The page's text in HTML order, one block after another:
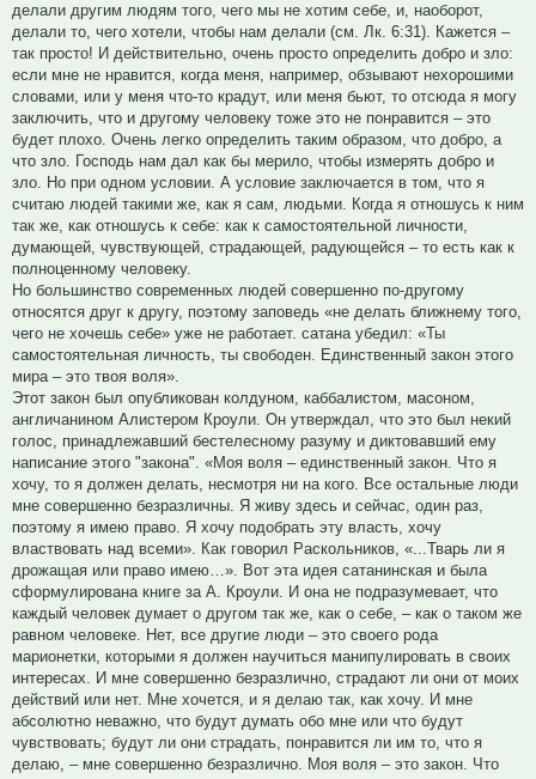
делали другим людям того, чего мы не хотим себе, и, наоборот,
делали то, чего хотели, чтобы нам делали (см. Лк. 6:31). Кажется –
так просто! И действительно, очень просто определить добро и зло:
если мне не нравится, когда меня, например, обзывают нехорошими
словами, или у меня что-то крадут, или меня бьют, то отсюда я могу
заключить, что и другому человеку тоже это не понравится – это
будет плохо. Очень легко определить таким образом, что добро, а
что зло. Господь нам дал как бы мерило, чтобы измерять добро и
зло. Но при одном условии. А условие заключается в том, что я
считаю людей такими же, как я сам, людьми. Когда я отношусь к ним
так же, как отношусь к себе: как к самостоятельной личности,
думающей, чувствующей, страдающей, радующейся – то есть как к
полноценному человеку.
Но большинство современных людей совершенно по-другому
относятся друг к другу, поэтому заповедь «не делать ближнему того,
чего не хочешь себе» уже не работает. сатана убедил: «Ты
самостоятельная личность, ты свободен. Единственный закон этого
мира – это твоя воля».
Этот закон был опубликован колдуном, каббалистом, масоном,
англичанином Алистером Кроули. Он утверждал, что это был некий
голос, принадлежавший бестелесному разуму и диктовавший ему
написание этого "закона". «Моя воля – единственный закон. Что я
хочу, то я должен делать, несмотря ни на кого. Все остальные люди
мне совершенно безразличны. Я живу здесь и сейчас, один раз,
поэтому я имею право. Я хочу подобрать эту власть, хочу
властвовать над всеми». Как говорил Раскольников, «...Тварь ли я
дрожащая или право имею…». Вот эта идея сатанинская и была
сформулирована книге за А. Кроули. И она не подразумевает, что
каждый человек думает о другом так же, как о себе, – как о таком же
равном человеке. Нет, все другие люди – это своего рода
марионетки, которыми я должен научиться манипулировать в своих
интересах. И мне совершенно безразлично, страдают ли они от моих
действий или нет. Мне хочется, и я делаю так, как хочу. И мне
абсолютно неважно, что будут думать обо мне или что будут
чувствовать; будут ли они страдать, понравится ли им то, что я
делаю, – мне совершенно безразлично. Моя воля – это закон. Что